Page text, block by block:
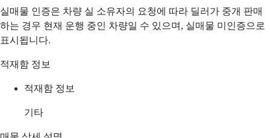
실매물 인증은 차량 실 소유자의 요청에 따라 딜러가 중개 판매
하는 경우 현재 운행 중인 차량일 수 있으며, 실매물 미인증으로
표시됩니다.
적재함 정보
적재함 정보
기타